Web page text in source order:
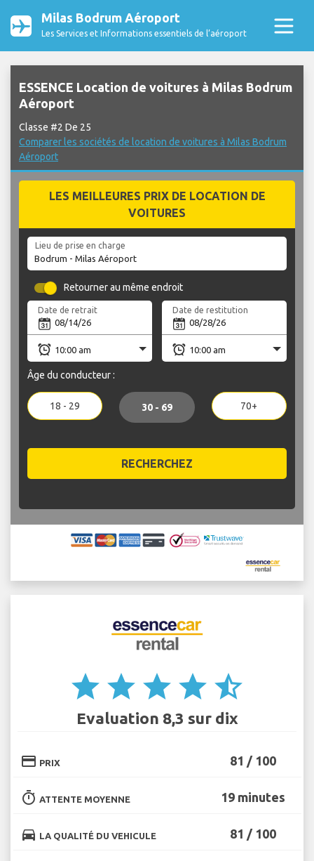
Milas Bodrum Aéroport
Les Services et Informations essentiels de l’aéroport
ESSENCE Location de voitures à Milas Bodrum
Aéroport
Classe #2 De 25
Comparer les sociétés de location de voitures à Milas Bodrum
Aéroport
LES MEILLEURES PRIX DE LOCATION DE
VOITURES
Lieu de prise en charge
Retourner au même endroit
Date de retrait Date de restitution
Âge du conducteur :
18 - 29 30 - 69 70+
RECHERCHEZ
star star star star star_half
Evaluation 8,3 sur dix
credit_card PRIX 81 / 100
timer ATTENTE MOYENNE 19 minutes
directions_car LA QUALITÉ DU VEHICULE 81 / 100